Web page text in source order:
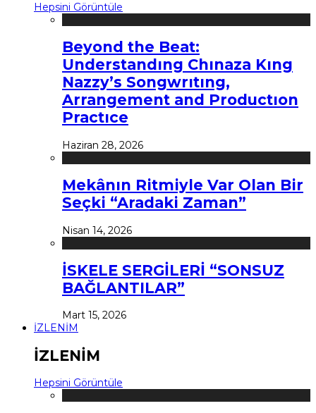
Hepsini Görüntüle
Beyond the Beat:
Understandıng Chınaza Kıng
Nazzy’s Songwrıtıng,
Arrangement and Productıon
Practıce
Haziran 28, 2026
Mekânın Ritmiyle Var Olan Bir
Seçki “Aradaki Zaman”
Nisan 14, 2026
İSKELE SERGİLERİ “SONSUZ
BAĞLANTILAR”
Mart 15, 2026
İZLENİM
İZLENİM
Hepsini Görüntüle